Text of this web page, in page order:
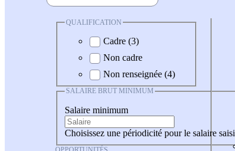
QUALIFICATION
Cadre (3)
Non cadre
Non renseignée (4)
SALAIRE BRUT MINIMUM
Salaire minimum
Choisissez une périodicité pour le salaire saisi